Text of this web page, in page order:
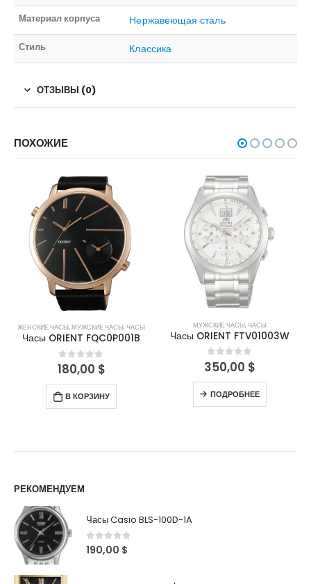
Материал корпуса Нержавеющая сталь
Стиль Классика
ОТЗЫВЫ (0)
ПОХОЖИЕ
ЖЕНСКИЕ ЧАСЫ,МУЖСКИЕ ЧАСЫ,ЧАСЫ
Часы ORIENT FQC0P001B
0out of 5
180,00 $
В КОРЗИНУ
НЕТ В НАЛИЧИИ
МУЖСКИЕ ЧАСЫ,ЧАСЫ
Часы ORIENT FTV01003W
0out of 5
350,00 $
ПОДРОБНЕЕ
РЕКОМЕНДУЕМ
Часы Casio BLS-100D-1A
0out of 5
190,00 $